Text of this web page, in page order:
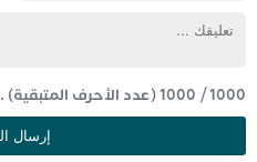
1000
/
1000(عدد الأحرف المتبقية) .